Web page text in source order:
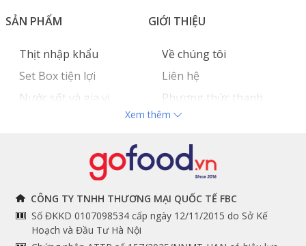
SẢN PHẨM
Thịt nhập khẩu
Set Box tiện lợi
Nước sốt và gia vị
GIỚI THIỆU
Về chúng tôi
Liên hệ
Phương thức thanh
toán
Tuyển dụng
THÔNG TIN
Chính sách và quy định
THEO DÕI NGAY
Facebook
Xem thêm
CÔNG TY TNHH THƯƠNG MẠI QUỐC TẾ FBC
Số ĐKKD 0107098534 cấp ngày 12/11/2015 do Sở Kế
Hoạch và Đầu Tư Hà Nội